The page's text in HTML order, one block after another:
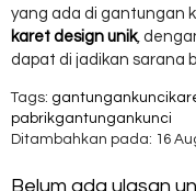
yang ada di gantungan
karet design unik,
dapat di jadikan sarana
Tags:
pabrikgantungankunci
Ditambahkan pada: 16
Belum ada ulasan